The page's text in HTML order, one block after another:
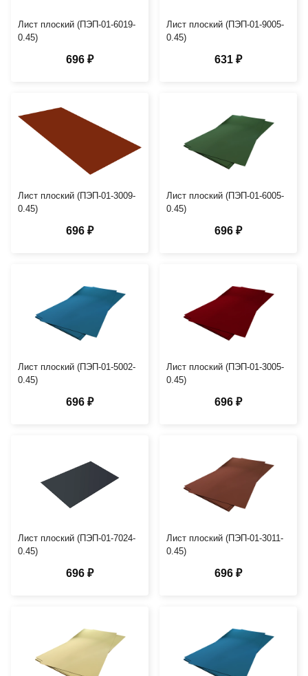
Лист плоский (ПЭП-01-6019-
0.45)
696 ₽
Лист плоский (ПЭП-01-9005-
0.45)
631 ₽
Лист плоский (ПЭП-01-3009-
0.45)
696 ₽
Лист плоский (ПЭП-01-6005-
0.45)
696 ₽
Лист плоский (ПЭП-01-5002-
0.45)
696 ₽
Лист плоский (ПЭП-01-3005-
0.45)
696 ₽
Лист плоский (ПЭП-01-7024-
0.45)
696 ₽
Лист плоский (ПЭП-01-3011-
0.45)
696 ₽